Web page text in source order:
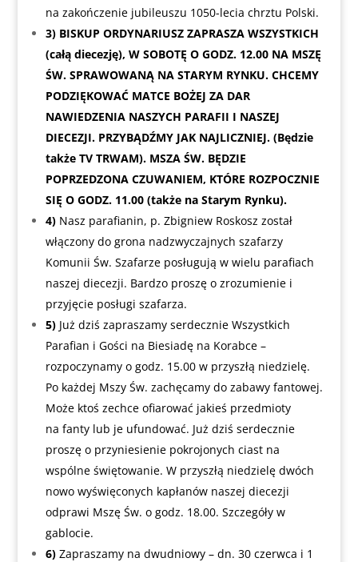
na zakończenie jubileuszu 1050-lecia chrztu Polski.
3) BISKUP ORDYNARIUSZ ZAPRASZA WSZYSTKICH
(całą diecezję), W SOBOTĘ O GODZ. 12.00 NA MSZĘ
ŚW. SPRAWOWANĄ NA STARYM RYNKU. CHCEMY
PODZIĘKOWAĆ MATCE BOŻEJ ZA DAR
NAWIEDZENIA NASZYCH PARAFII I NASZEJ
DIECEZJI. PRZYBĄDŹMY JAK NAJLICZNIEJ. (Będzie
także TV TRWAM). MSZA ŚW. BĘDZIE
POPRZEDZONA CZUWANIEM, KTÓRE ROZPOCZNIE
SIĘ O GODZ. 11.00 (także na Starym Rynku).
4) Nasz parafianin, p. Zbigniew Roskosz został
włączony do grona nadzwyczajnych szafarzy
Komunii Św. Szafarze posługują w wielu parafiach
naszej diecezji. Bardzo proszę o zrozumienie i
przyjęcie posługi szafarza.
5) Już dziś zapraszamy serdecznie Wszystkich
Parafian i Gości na Biesiadę na Korabce –
rozpoczynamy o godz. 15.00 w przyszłą niedzielę.
Po każdej Mszy Św. zachęcamy do zabawy fantowej.
Może ktoś zechce ofiarować jakieś przedmioty
na fanty lub je ufundować. Już dziś serdecznie
proszę o przyniesienie pokrojonych ciast na
wspólne świętowanie. W przyszłą niedzielę dwóch
nowo wyświęconych kapłanów naszej diecezji
odprawi Mszę Św. o godz. 18.00. Szczegóły w
gablocie.
6) Zapraszamy na dwudniowy – dn. 30 czerwca i 1